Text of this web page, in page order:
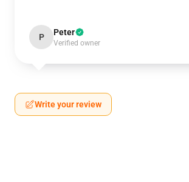
P Peter
Verified owner
Write your review